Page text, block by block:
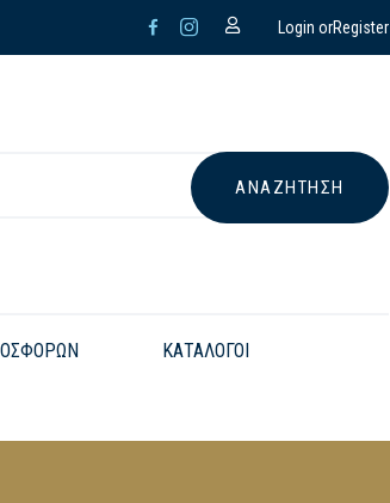
Login orRegister
ΚΑΤΑΛΟΓΟΙ